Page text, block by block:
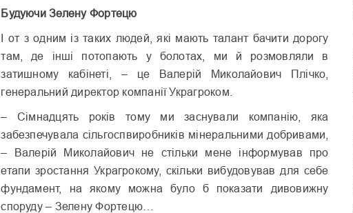
Будуючи Зелену Фортецю
І от з одним із таких людей, які мають талант бачити дорогу
там, де інші потопають у болотах, ми й розмовляли в
затишному кабінеті, – це Валерій Миколайович Плічко,
генеральний директор компанії Украгроком.
– Сімнадцять років тому ми заснували компанію, яка
забезпечувала сільгоспвиробників мінеральними добривами,
– Валерій Миколайович не стільки мене інформував про
етапи зростання Украгрокому, скільки вибудовував для себе
фундамент, на якому можна було б показати дивовижну
споруду – Зелену Фортецю…